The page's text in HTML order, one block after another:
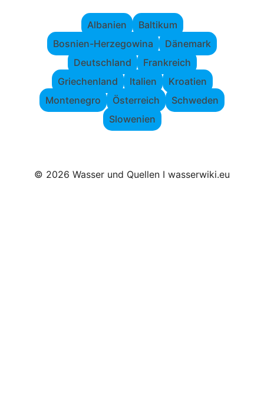
Albanien
Baltikum
Bosnien-Herzegowina
Dänemark
Deutschland
Frankreich
Griechenland
Italien
Kroatien
Montenegro
Österreich
Schweden
Slowenien
© 2026 Wasser und Quellen I wasserwiki.eu